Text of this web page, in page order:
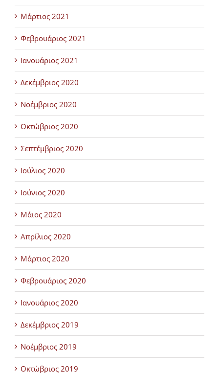
Μάρτιος 2021
Φεβρουάριος 2021
Ιανουάριος 2021
Δεκέμβριος 2020
Νοέμβριος 2020
Οκτώβριος 2020
Σεπτέμβριος 2020
Ιούλιος 2020
Ιούνιος 2020
Μάιος 2020
Απρίλιος 2020
Μάρτιος 2020
Φεβρουάριος 2020
Ιανουάριος 2020
Δεκέμβριος 2019
Νοέμβριος 2019
Οκτώβριος 2019